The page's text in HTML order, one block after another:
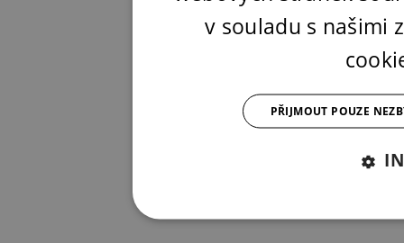
v souladu s našimi
PŘIJMOUT POUZE